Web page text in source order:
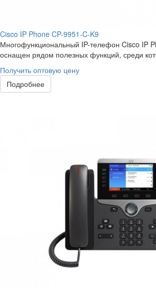
Cisco IP Phone CP-9951-C-K9
Многофункциональный IP-телефон Cisco IP
оснащен рядом полезных функций, среди
Получить оптовую цену
Подробнее